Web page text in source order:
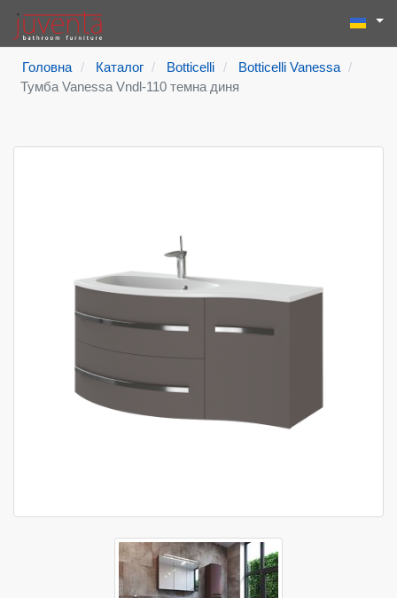
Пошук
Type 2 or
Головна Каталог Botticelli
Botticelli Vanessa
Тумба Vanessa Vndl-110 темна диня